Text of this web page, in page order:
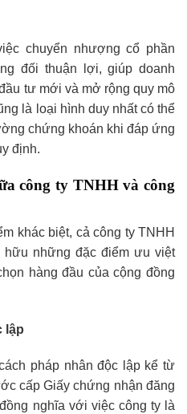
chuyển nhượng cổ phần
đối thuận lợi, giúp doanh
tư mới và mở rộng quy mô
là loại hình duy nhất có thể
chứng khoán khi đáp ứng
định.
công ty TNHH và công
khác biệt, cả công ty TNHH
những đặc điểm ưu việt
hàng đầu của cộng đồng
lập
pháp nhân độc lập kể từ
cấp Giấy chứng nhận đăng
nghĩa với việc công ty là